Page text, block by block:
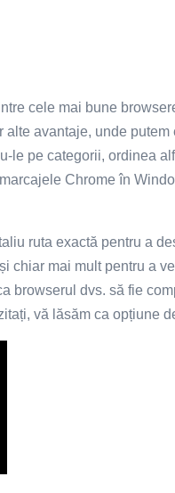
cele mai bune
avantaje, unde
le pe categorii, ordinea
Chrome în
ruta exactă pentru a
chiar mai mult pentru a
browserul dvs. să fie
vă lăsăm ca opțiune